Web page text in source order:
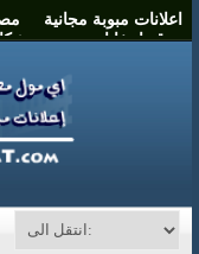
اعلانات مبوبة مجانية
موقع انتخابات مصر